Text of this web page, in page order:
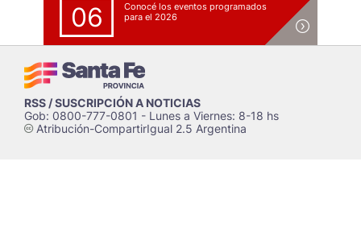
06
Conocé los eventos programados
para el 2026
RSS / SUSCRIPCIÓN A NOTICIAS
Gob: 0800-777-0801 - Lunes a Viernes: 8-18 hs
cAtribución-CompartirIgual 2.5 Argentina